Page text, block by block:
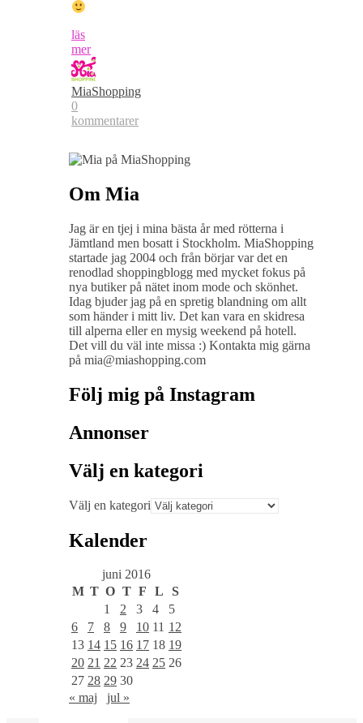
läs
mer
MiaShopping
0
kommentarer
Om Mia
Jag är en tjej i mina bästa år med rötterna i
Jämtland men bosatt i Stockholm. MiaShopping
startade jag 2004 och från börjar var det en
renodlad shoppingblogg med mycket fokus på
nya butiker på nätet inom mode och skönhet.
Idag bjuder jag på en spretig blandning om allt
som händer i mitt liv. Det kan vara en skidresa
till alperna eller en mysig weekend på hotell.
Det vill du väl inte missa :) Kontakta mig gärna
på mia@miashopping.com
Följ mig på Instagram
Annonser
Välj en kategori
Välj en kategori
Kalender
juni 2016
M T O T F L
S
1
2 3 4
5
6
7 8 9 10 11 12
13 14 15 16 17 18 19
20 21 22 23 24 25 26
27 28 29 30
« maj
jul »